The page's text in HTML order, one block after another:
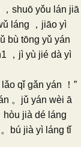
shuō yǒu lán jiā
láng ，jiāo yì
bù tōng yǔ yán
，jì yù jié dà yì
qǐ gǎn yán ！”
。jǔ yán wèi ā
hòu jià dé láng
bú jià yì láng tǐ